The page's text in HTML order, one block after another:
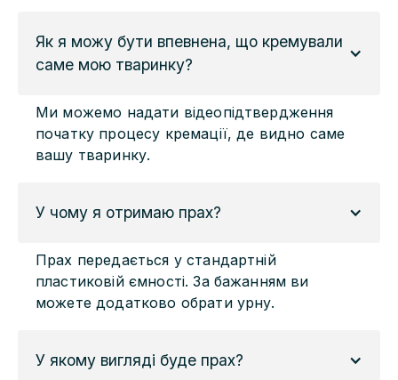
Як я можу бути впевнена, що кремували
саме мою тваринку?
Ми можемо надати відеопідтвердження
початку процесу кремації, де видно саме
вашу тваринку.
У чому я отримаю прах?
Прах передається у стандартній
пластиковій ємності. За бажанням ви
можете додатково обрати урну.
У якому вигляді буде прах?